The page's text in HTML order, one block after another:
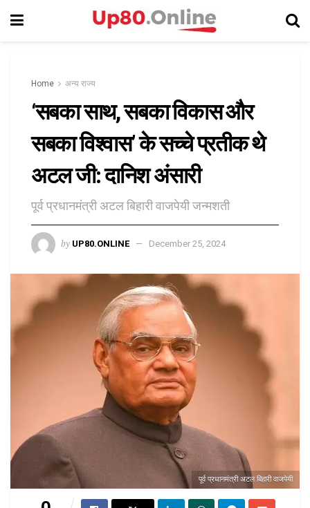
Home अन्य राज्य
‘सबका साथ, सबका विकास और
सबका विश्वास’ के सच्चे प्रतीक थे
अटल जी: दानिश अंसारी
पूर्व प्रधानमंत्री अटल बिहारी वाजपेयी जन्मशती
by UP80.ONLINE December 25, 2024
पूर्व प्रधानमंत्री अटल बिहारी वाजपेयी